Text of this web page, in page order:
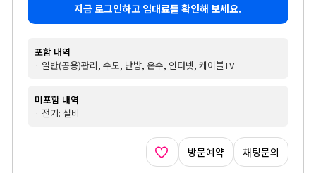
지금 로그인하고 임대료를 확인해 보세요.
포함 내역
· 일반(공용)관리, 수도, 난방, 온수, 인터넷, 케이블TV
미포함 내역
· 전기: 실비
방문예약 채팅문의